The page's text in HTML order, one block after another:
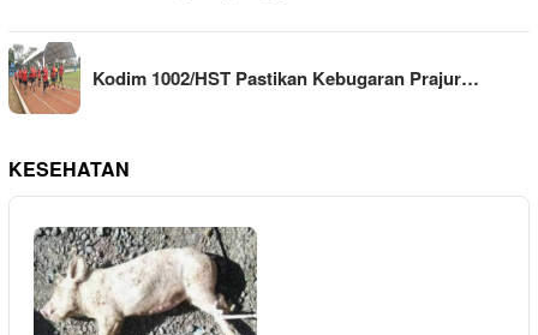
Kodim 1002/HST Pastikan Kebugaran Prajur…
KESEHATAN